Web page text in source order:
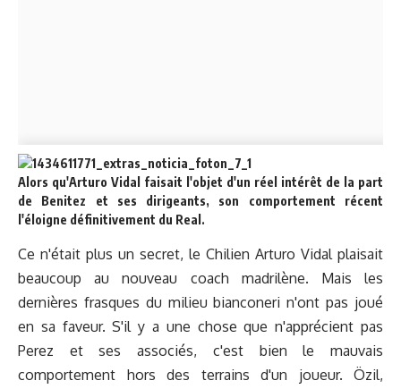
Alors qu'Arturo Vidal faisait l'objet d'un réel intérêt de la part
de Benitez et ses dirigeants, son comportement récent
l'éloigne définitivement du Real.
Ce n'était plus un secret, le Chilien Arturo Vidal plaisait
beaucoup au nouveau coach madrilène. Mais les
dernières frasques du milieu bianconeri n'ont pas joué
en sa faveur. S'il y a une chose que n'apprécient pas
Perez et ses associés, c'est bien le mauvais
comportement hors des terrains d'un joueur. Özil,